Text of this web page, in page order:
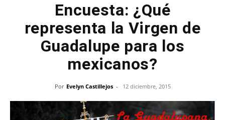
Encuesta: ¿Qué
representa la Virgen de
Guadalupe para los
mexicanos?
Por Evelyn Castillejos - 12 diciembre, 2015